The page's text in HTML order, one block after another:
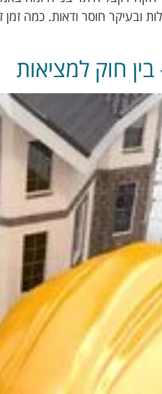
ובעיקר חוסר ודאות. כמה
חוק למציאות